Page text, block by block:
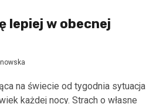
lepiej w obecnej
na świecie od tygodnia sytuacja
każdej nocy. Strach o własne